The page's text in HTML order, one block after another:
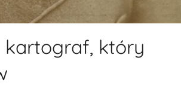
kartograf, który